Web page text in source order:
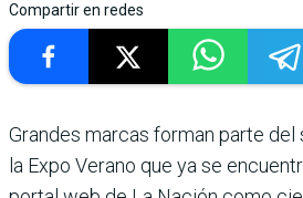
Compartir en redes
Grandes marcas forman parte
la Expo Verano que ya se